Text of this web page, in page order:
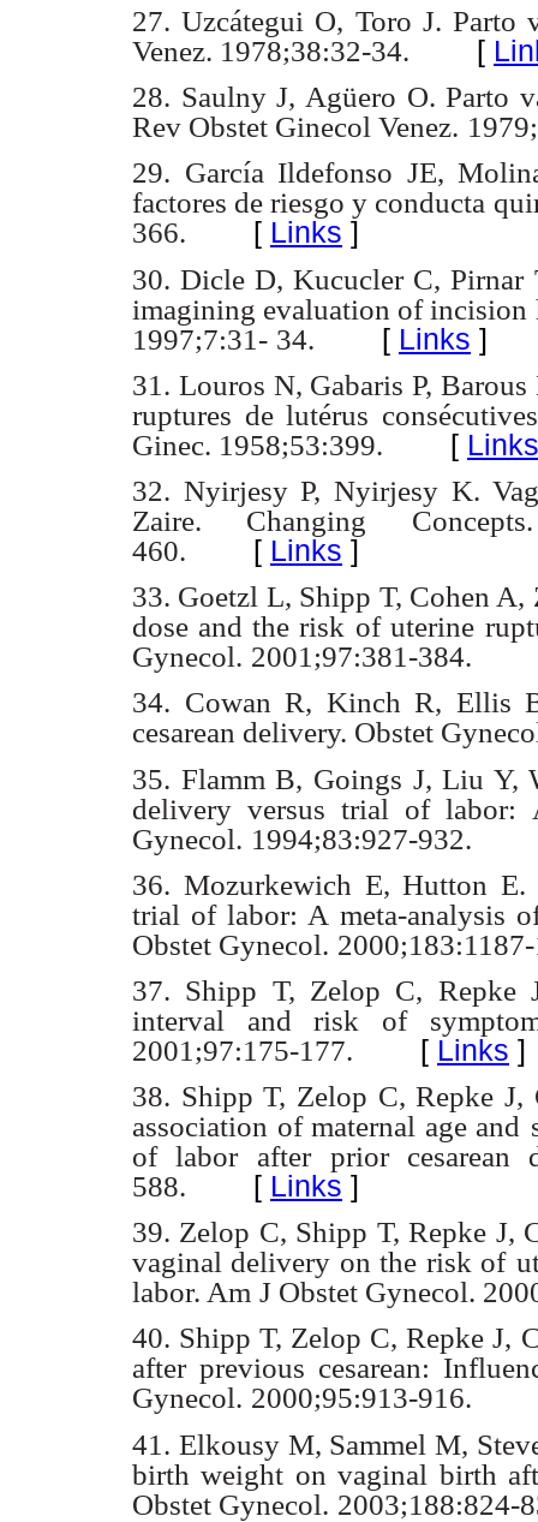
27. Uzcátegui O, Toro J. Parto
Venez. 1978;38:32-34. [
28. Saulny J, Agüero O. Parto
Rev Obstet Ginecol Venez.
29. García Ildefonso JE,
factores de riesgo y conducta
366. [ Links ]
30. Dicle D, Kucucler C, Pirnar
imagining evaluation of incision
1997;7:31- 34. [ Links ]
31. Louros N, Gabaris P,
ruptures de lutérus
Ginec. 1958;53:399. [ Links
32. Nyirjesy P, Nyirjesy K.
Zaire. Changing
460. [ Links ]
33. Goetzl L, Shipp T, Cohen A,
dose and the risk of uterine
Gynecol. 2001;97:381-384.
34. Cowan R, Kinch R, Ellis
cesarean delivery. Obstet
35. Flamm B, Goings J, Liu Y,
delivery versus trial of labor:
Gynecol. 1994;83:927-932.
36. Mozurkewich E, Hutton E.
trial of labor: A meta-analysis
Obstet Gynecol.
37. Shipp T, Zelop C, Repke
interval and risk of
2001;97:175-177. [ Links ]
38. Shipp T, Zelop C, Repke J,
association of maternal age and
of labor after
prior cesarean
588. [ Links ]
39. Zelop C, Shipp T, Repke J,
vaginal delivery on the risk of
labor. Am J Obstet Gynecol.
40. Shipp T, Zelop C, Repke J,
after previous cesarean:
Gynecol. 2000;95:913-916.
41. Elkousy M, Sammel M,
birth weight on vaginal birth
Obstet Gynecol. 2003;188:824-